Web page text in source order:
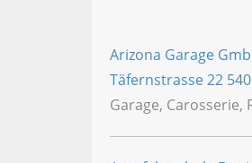
Arizona Garage
Täfernstrasse 22
Garage, Carosserie,